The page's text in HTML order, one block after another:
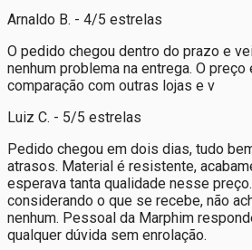
Arnaldo B. - 4/5 estrelas
O pedido chegou dentro do prazo e
nenhum problema na entrega. O
comparação com outras lojas e v
Luiz C. - 5/5 estrelas
Pedido chegou em dois dias, tudo
atrasos. Material é resistente,
esperava tanta qualidade nesse
considerando o que se recebe, não
nenhum. Pessoal da Marphim
qualquer dúvida sem enrolação.